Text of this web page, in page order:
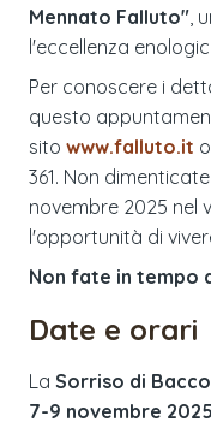
Mennato Falluto" ,
l'eccellenza
Per conoscere i
questo
sito www.falluto.it
361. Non
novembre 2025 nel
l'opportunità di
Non fate in tempo
Date e orari
La Sorriso di
7-9 novembre 2025